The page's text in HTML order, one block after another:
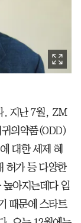
. 지난 7월, ZM
의약품(ODD)
대한 세제 혜
허가 등 다양한
아지는데다 임
때문에 스타트